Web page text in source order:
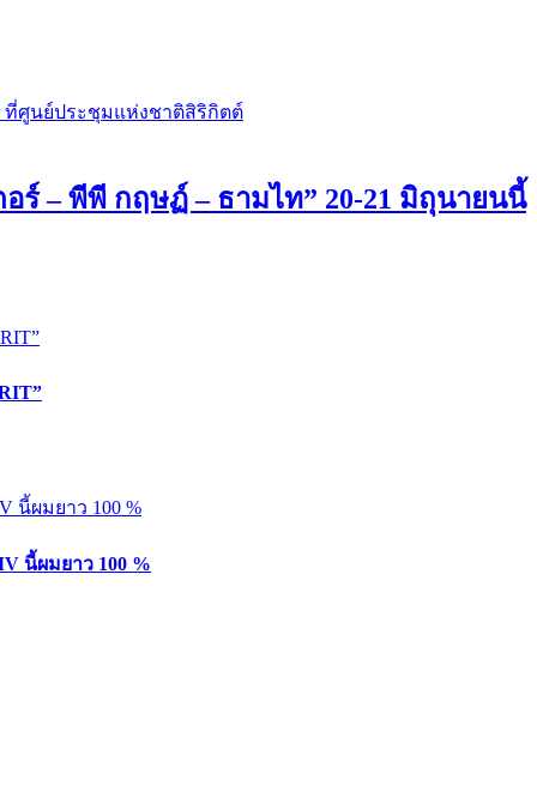
ร์ – พีพี กฤษฏ์ – ธามไท” 20-21 มิถุนายนนี้
นี้ผมยาว 100 %